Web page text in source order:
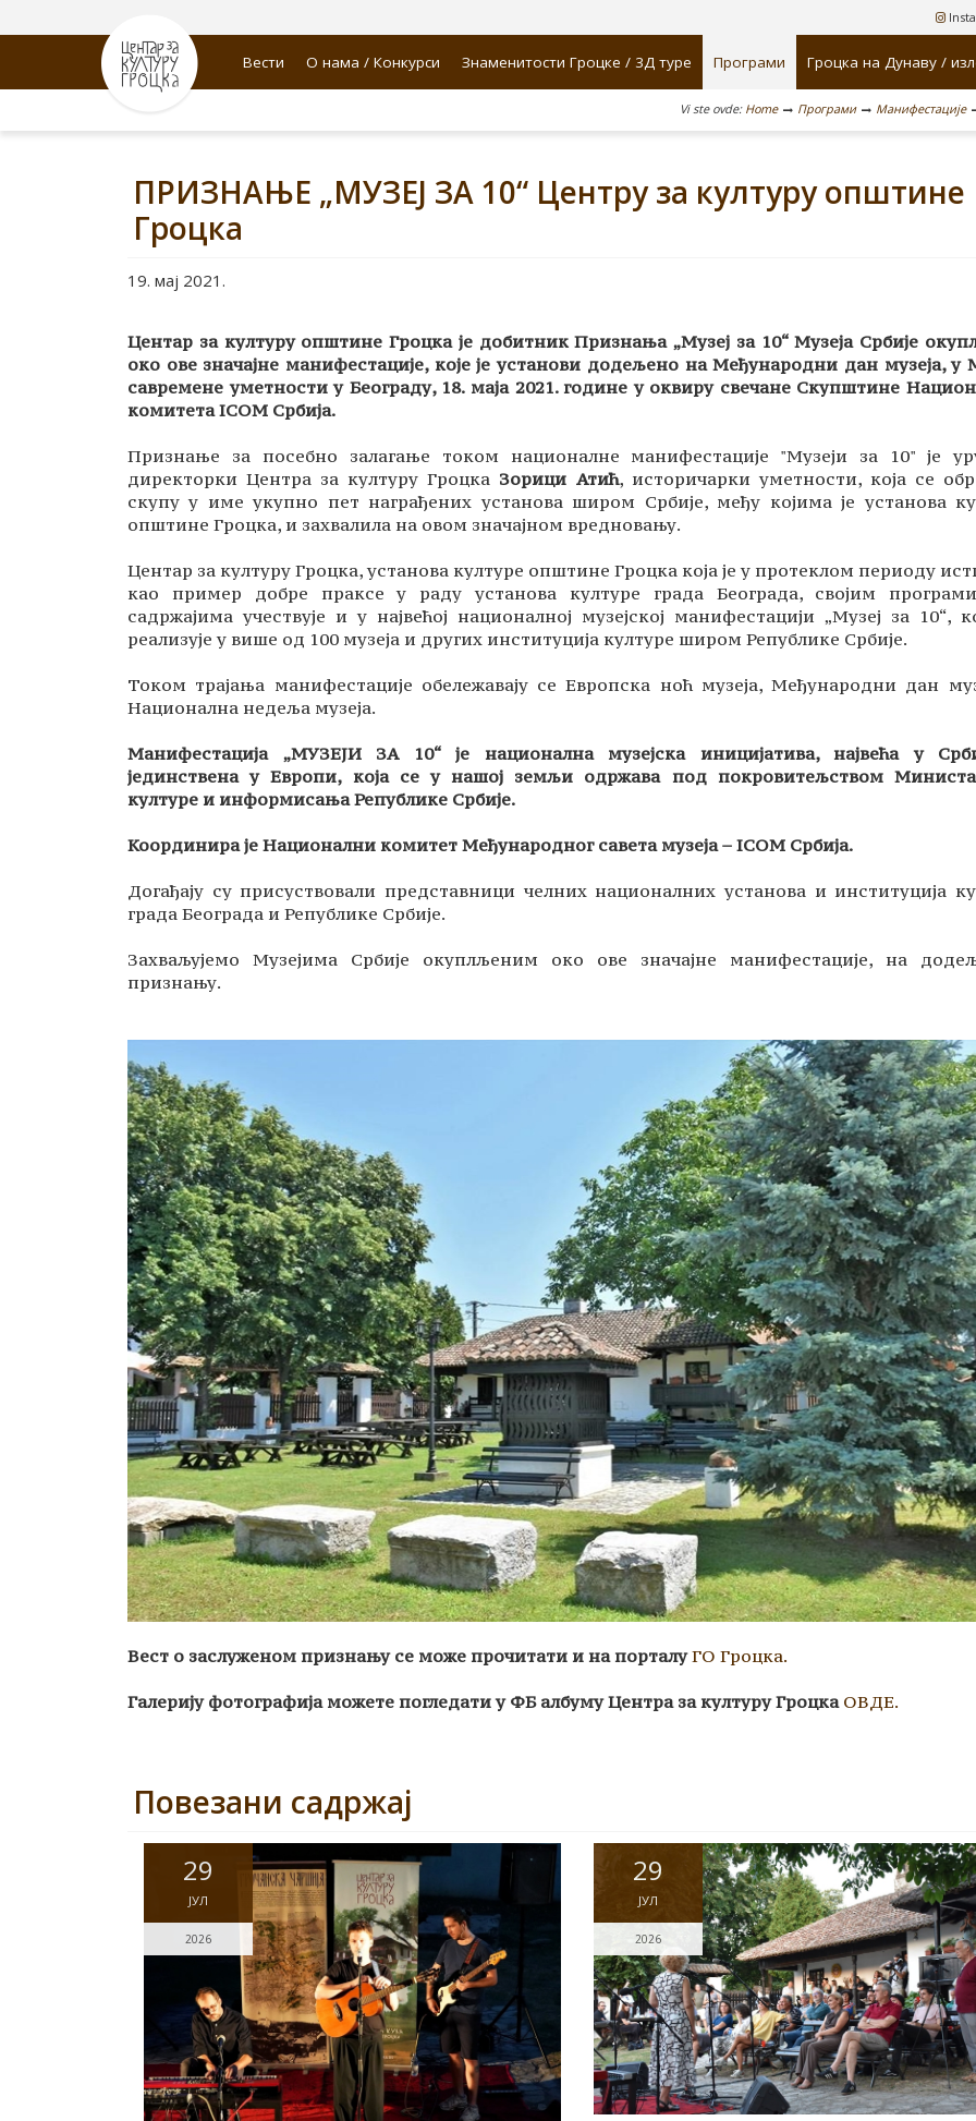
Вести О нама / Конкурси Знаменитости Гроцке / 3Д туре Програми Гроцка на Дунаву /
Vi ste ovde: Home Програми Манифестације
ПРИЗНАЊЕ „МУЗЕЈ ЗА 10“ Центру за културу општине
Гроцка
19. мај 2021.
Центар за културу општине Гроцка је добитник Признања „Музеј за 10“ Музеја Србије
око ове значајне манифестације, које je установи додељено на Међународни дан музеја, у
савремене уметности у Београду, 18. маја 2021. године у оквиру свечане Скупштине
комитета ICOM Србија.
Признање за посебно залагање током националне манифестације "Музеји за 10" је
директорки Центра за културу Гроцка Зорици Атић, историчарки уметности, која се
скупу у име укупно пет награђених установа широм Србије, међу којима је установа
општине Гроцка, и захвалила на овом значајном вредновању.
Центар за културу Гроцка, установа културе општине Гроцка која је у протеклом периоду
као пример добре праксе у раду установа културе града Београда, својим
садржајима учествује и у највећој националној музејској манифестацији „Музеј за 10“,
реализује у више од 100 музеја и других институција културе широм Републике Србије.
Током трајања манифестације обележавају се Европска ноћ музеја, Међународни дан
Национална недеља музеја.
Манифестација „МУЗЕЈИ ЗА 10“ је национална музејска иницијатива, највећа у
јединствена у Европи, која се у нашој земљи одржава под покровитељством
културе и информисања Републике Србије.
Координира је Национални комитет Међународног савета музеја – ICOM Србија.
Догађају су присуствовали представници челних националних установа и институција
града Београда и Републике Србије.
Захваљујемо Музејима Србије окуплљеним око ове значајне манифестације, на
признању.
Вест о заслуженом признању се може прочитати и на порталуГО Гроцка.
Галерију фотографија можете погледати у ФБ албуму Центра за културу Гроцка ОВДЕ.
Повезани садржај
29
ЈУЛ
2026
29
ЈУЛ
2026